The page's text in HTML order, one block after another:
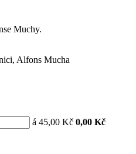
Muchy.
, Alfons Mucha
á 45,00 Kč 0,00 Kč